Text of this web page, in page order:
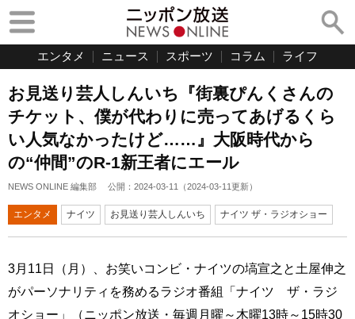
エンタメ ニュース スポーツ コラム ライフ
お見送り芸人しんいち『街裏ぴんくさんの
チケット、僕が代わりに売ってあげるくら
い人気なかったけど……』大阪時代から
の“仲間”のR-1新王者にエール
NEWS ONLINE 編集部 公開： 2024-03-11 （2024-03-11更新）
エンタメ ナイツ お見送り芸人しんいち ナイツ ザ・ラジオショー
3月11日（月）、お笑いコンビ・ナイツの塙宣之と土屋伸之
がパーソナリティを務めるラジオ番組「ナイツ ザ・ラジ
オショー」（ニッポン放送・毎週月曜～木曜13時～15時30